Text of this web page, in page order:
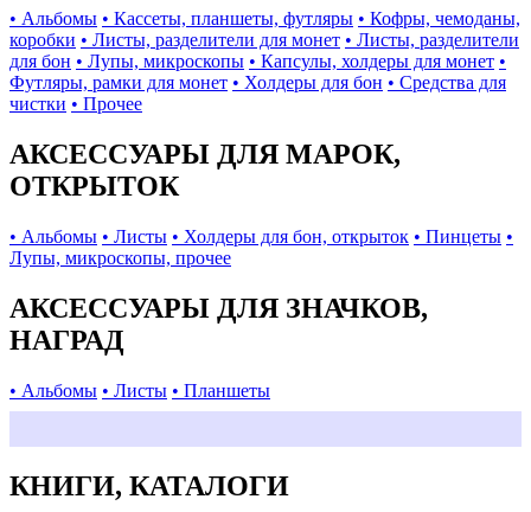
• Альбомы • Кассеты, планшеты, футляры • Кофры, чемоданы,
коробки • Листы, разделители для монет • Листы, разделители
для бон • Лупы, микроскопы • Капсулы, холдеры для монет •
Футляры, рамки для монет • Холдеры для бон • Средства для
чистки • Прочее
АКСЕССУАРЫ ДЛЯ МАРОК,
ОТКРЫТОК
• Альбомы • Листы • Холдеры для бон, открыток • Пинцеты •
Лупы, микроскопы, прочее
АКСЕССУАРЫ ДЛЯ ЗНАЧКОВ,
НАГРАД
• Альбомы • Листы • Планшеты
КНИГИ, КАТАЛОГИ